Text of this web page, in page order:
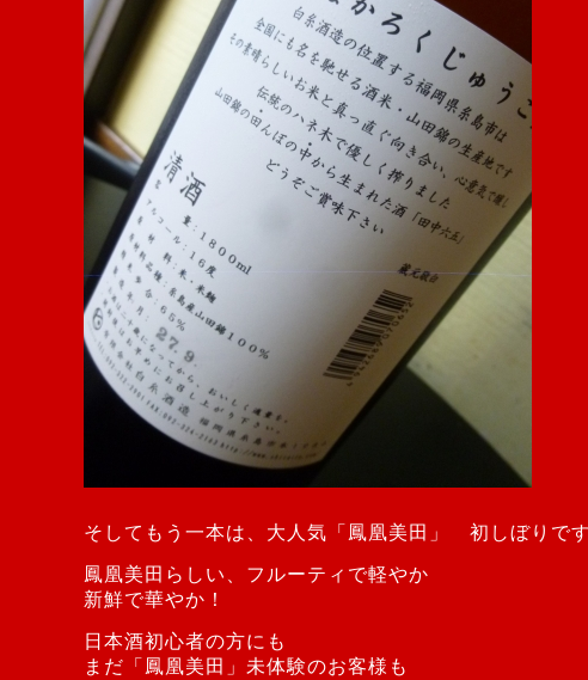
そしてもう一本は、大人気「鳳凰美田」 初しぼりで
鳳凰美田らしい、フルーティで軽やか
新鮮で華やか！
日本酒初心者の方にも
まだ「鳳凰美田」未体験のお客様も